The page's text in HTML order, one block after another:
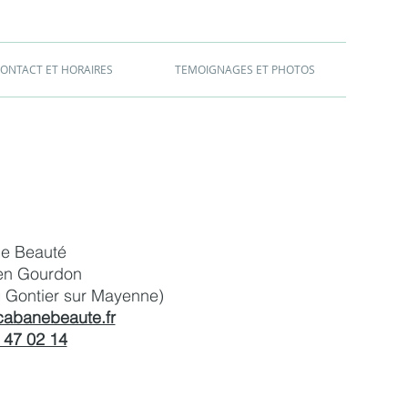
ET HORAIRES TEMOIGNAGES ET PHOTOS
Beauté
Gourdon
sur Mayenne)
02 14